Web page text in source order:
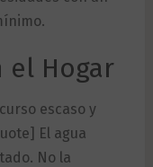
el Hogar
escaso y
El agua
No la